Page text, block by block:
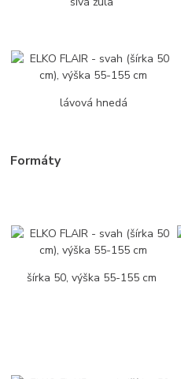
lávová hnedá
Formáty
šírka 50, výška 55-155 cm